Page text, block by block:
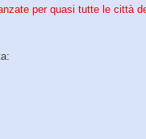
per quasi tutte le città